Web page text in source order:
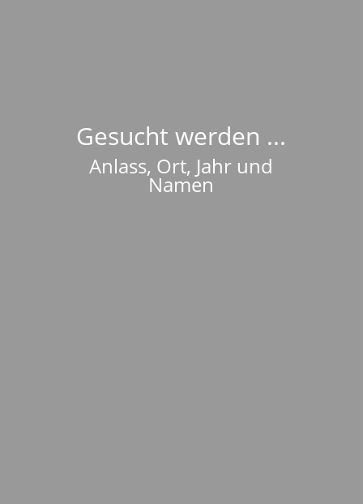
Gesucht werden ...
Anlass, Ort, Jahr und
Namen